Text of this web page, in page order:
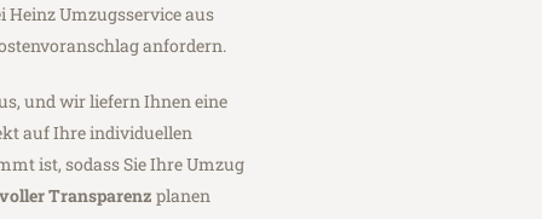
Heinz Umzugsservice aus
anfordern.
und wir liefern Ihnen eine
auf Ihre individuellen
ist, sodass Sie Ihre Umzug
voller Transparenz planen